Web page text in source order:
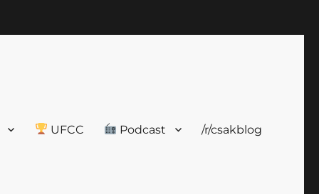
UFCC Podcast /r/csakblog